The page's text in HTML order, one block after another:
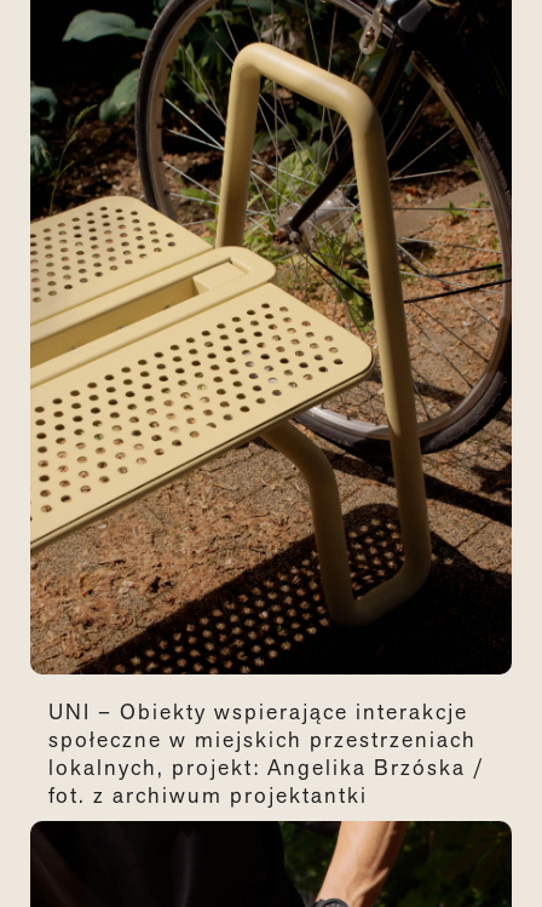
UNI – Obiekty wspierające interakcje
społeczne w miejskich przestrzeniach
lokalnych, projekt: Angelika Brzóska /
fot. z archiwum projektantki